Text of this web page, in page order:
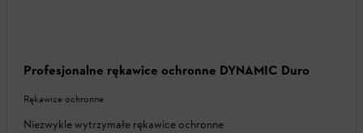
Profesjonalne rękawice ochronne DYNAMIC Duro
Rękawice ochronne
Niezwykle wytrzymałe rękawice ochronne